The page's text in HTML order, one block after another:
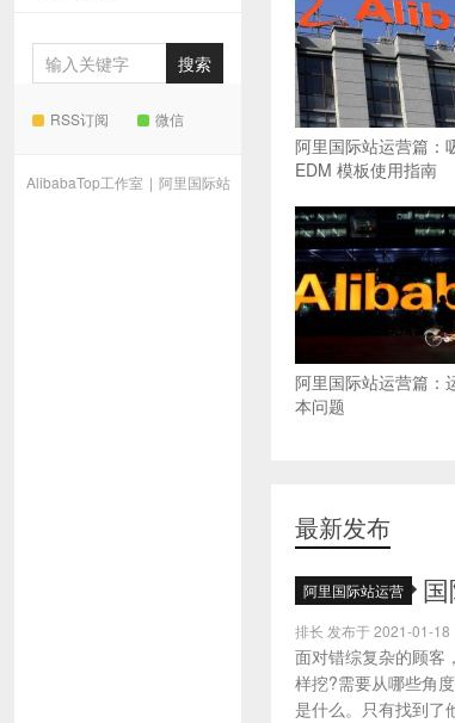
RSS订阅 微信
AlibabaTop工作室 | 阿里国际站
阿里国际站运营篇：
EDM 模板使用指南
阿里国际站运营篇：
本问题
最新发布
阿里国际站运营
排长 发布于 2021-01-18
面对错综复杂的顾客
样挖?需要从哪些角
是什么。只有找到了